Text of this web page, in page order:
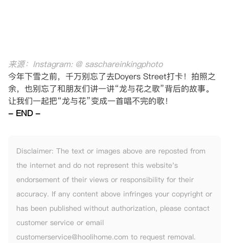
来源：Instagram: @ saschareinkingphoto
今年下雪之前，千万别忘了去Doyers Street打卡！拍照之
余，也别忘了和朋友们讲一讲“龙与花之歌”背后的故事。
让我们一起把“龙与花”变成一首唱不完的歌！
- END -
Disclaimer: The text or images above are reposted from
the internet and do not represent this website's
endorsement of their views or responsibility for their
accuracy. If any content above infringes your copyright or
has been published without authorization, please contact
customer service or email
customerservice@hoolihome.com to request removal.